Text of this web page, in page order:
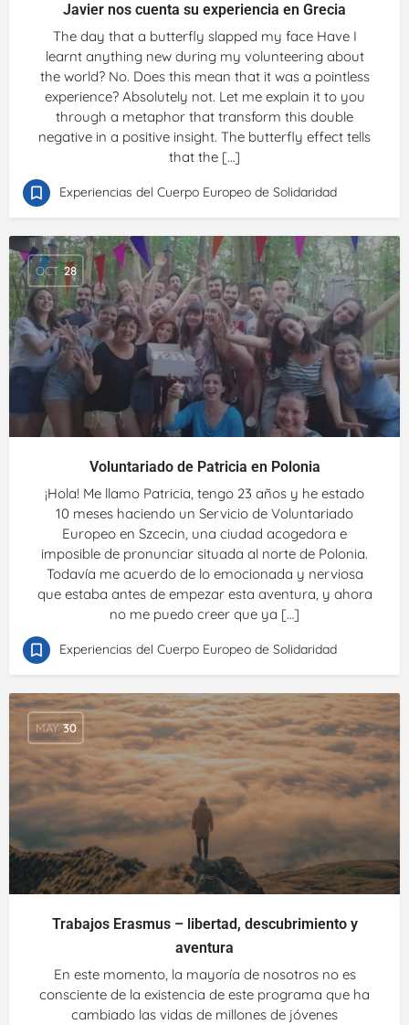
Javier nos cuenta su experiencia en Grecia
The day that a butterfly slapped my face Have I
learnt anything new during my volunteering about
the world? No. Does this mean that it was a pointless
experience? Absolutely not. Let me explain it to you
through a metaphor that transform this double
negative in a positive insight. The butterfly effect tells
that the […]
Experiencias del Cuerpo Europeo de Solidaridad
OCT 28
Voluntariado de Patricia en Polonia
¡Hola! Me llamo Patricia, tengo 23 años y he estado
10 meses haciendo un Servicio de Voluntariado
Europeo en Szcecin, una ciudad acogedora e
imposible de pronunciar situada al norte de Polonia.
Todavía me acuerdo de lo emocionada y nerviosa
que estaba antes de empezar esta aventura, y ahora
no me puedo creer que ya […]
Experiencias del Cuerpo Europeo de Solidaridad
MAY 30
Trabajos Erasmus – libertad, descubrimiento y
aventura
En este momento, la mayoría de nosotros no es
consciente de la existencia de este programa que ha
cambiado las vidas de millones de jóvenes